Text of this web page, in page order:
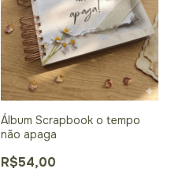
Álbum Scrapbook o tempo
não apaga
R$54,00